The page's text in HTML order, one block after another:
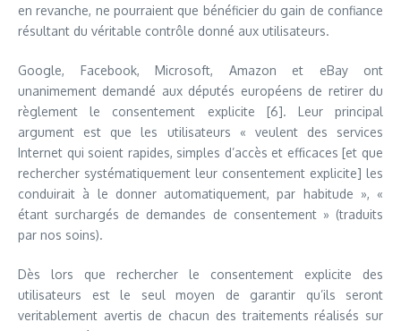
en revanche, ne pourraient que bénéficier du gain de confiance
résultant du véritable contrôle donné aux utilisateurs.
Google, Facebook, Microsoft, Amazon et eBay ont
unanimement demandé aux députés européens de retirer du
règlement le consentement explicite [6]. Leur principal
argument est que les utilisateurs « veulent des services
Internet qui soient rapides, simples d’accès et efficaces [et que
rechercher systématiquement leur consentement explicite] les
conduirait à le donner automatiquement, par habitude », «
étant surchargés de demandes de consentement » (traduits
par nos soins).
Dès lors que rechercher le consentement explicite des
utilisateurs est le seul moyen de garantir qu’ils seront
veritablement avertis de chacun des traitements réalisés sur